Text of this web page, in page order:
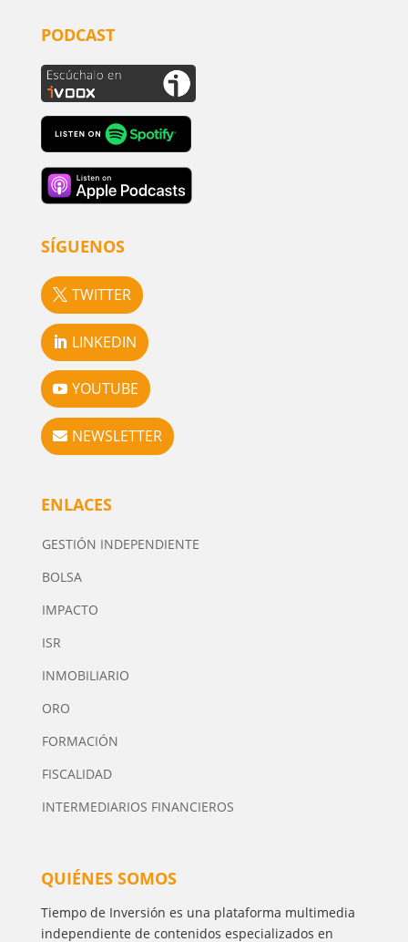
PODCAST
SÍGUENOS
TWITTER
LINKEDIN
YOUTUBE
NEWSLETTER
ENLACES
GESTIÓN INDEPENDIENTE
BOLSA
IMPACTO
ISR
INMOBILIARIO
ORO
FORMACIÓN
FISCALIDAD
INTERMEDIARIOS FINANCIEROS
QUIÉNES SOMOS
Tiempo de Inversión es una plataforma multimedia
independiente de contenidos especializados en